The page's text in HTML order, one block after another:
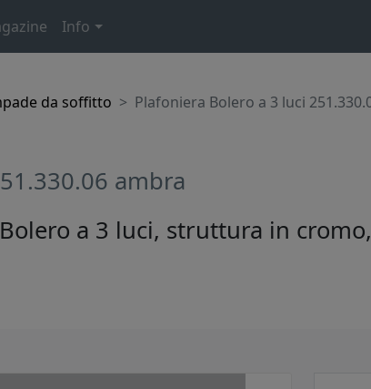
Info
da soffitto Plafoniera Bolero a 3 luci
ambra
a 3 luci, struttura in